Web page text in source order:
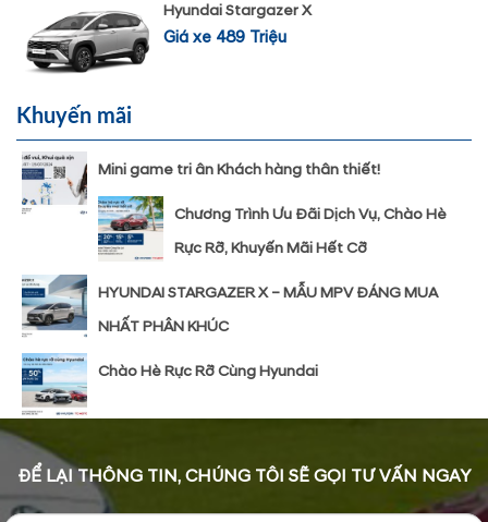
Hyundai Stargazer X
Giá xe 489 Triệu
Khuyến mãi
Mini game tri ân Khách hàng thân thiết!
Chương Trình Ưu Đãi Dịch Vụ, Chào Hè
Rực Rỡ, Khuyến Mãi Hết Cỡ
HYUNDAI STARGAZER X – MẪU MPV ĐÁNG MUA
NHẤT PHÂN KHÚC
Chào Hè Rực Rỡ Cùng Hyundai
ĐỂ LẠI THÔNG TIN, CHÚNG TÔI SẼ GỌI TƯ VẤN NGAY